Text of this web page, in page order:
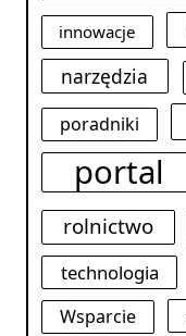
innowacje
narzędzia
poradniki
portal
rolnictwo
technologia
Wsparcie